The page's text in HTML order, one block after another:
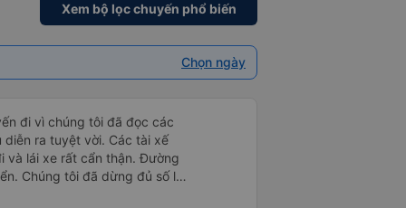
Xem bộ lọc chuyến phổ biến
Chọn ngày
đi vì chúng tôi đã đọc các
ra tuyệt vời. Các tài xế
và lái xe rất cẩn thận. Đường
Chúng tôi đã dừng đủ số lần